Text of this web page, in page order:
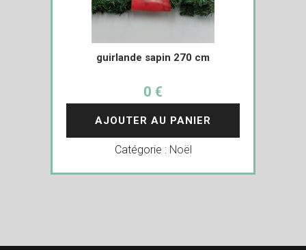
guirlande sapin 270 cm
0 €
AJOUTER AU PANIER
Catégorie : Noël